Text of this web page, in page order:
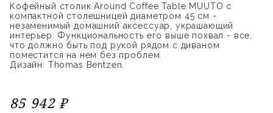
Кофейный столик Around Coffee Table MUUTO с
компактной столешницей диаметром 45 см -
незаменимый домашний аксессуар, украшающий
интерьер. Функциональность его выше похвал - все,
что должно быть под рукой рядом с диваном
поместится на нем без проблем.
Дизайн: Thomas Bentzen.
85 942 ₽